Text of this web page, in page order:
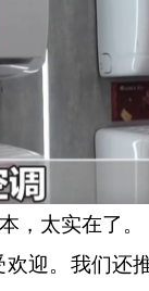
，太实在了。
迎。我们还